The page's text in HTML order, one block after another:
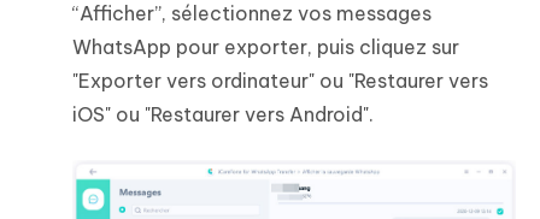
“Afficher”, sélectionnez vos messages
WhatsApp pour exporter, puis cliquez sur
"Exporter vers ordinateur" ou "Restaurer vers
iOS" ou "Restaurer vers Android".